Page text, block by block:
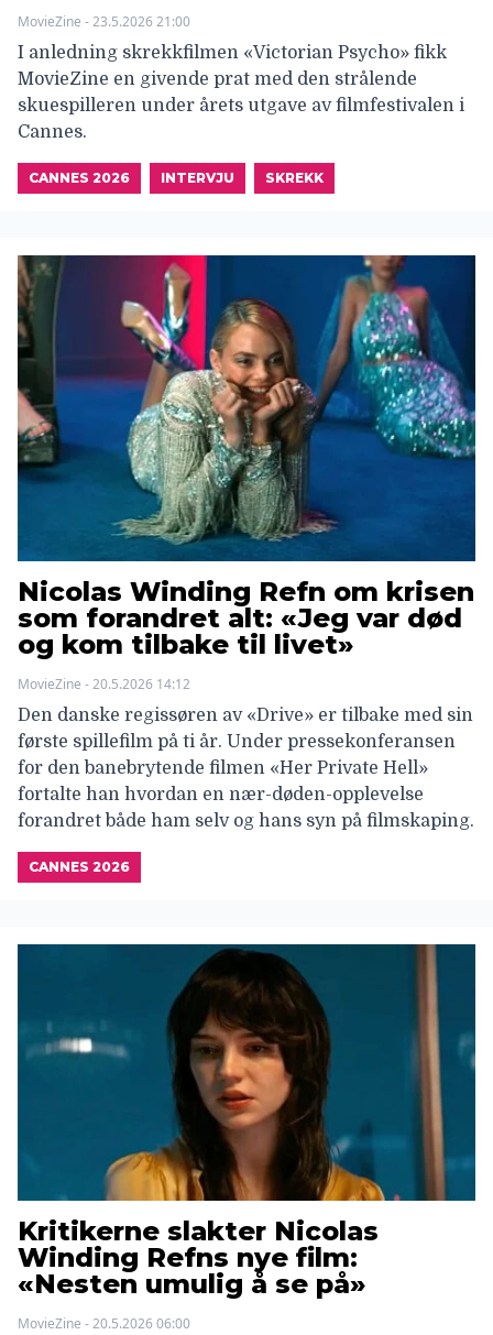
MovieZine - 23.5.2026 21:00
I anledning skrekkfilmen «Victorian Psycho» fikk
MovieZine en givende prat med den strålende
skuespilleren under årets utgave av filmfestivalen i
Cannes.
CANNES 2026 INTERVJU SKREKK
Nicolas Winding Refn om krisen
som forandret alt: «Jeg var død
og kom tilbake til livet»
MovieZine - 20.5.2026 14:12
Den danske regissøren av «Drive» er tilbake med sin
første spillefilm på ti år. Under pressekonferansen
for den banebrytende filmen «Her Private Hell»
fortalte han hvordan en nær-døden-opplevelse
forandret både ham selv og hans syn på filmskaping.
CANNES 2026
Kritikerne slakter Nicolas
Winding Refns nye film:
«Nesten umulig å se på»
MovieZine - 20.5.2026 06:00